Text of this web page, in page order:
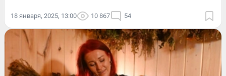
18 января, 2025, 13:00 10 867 54